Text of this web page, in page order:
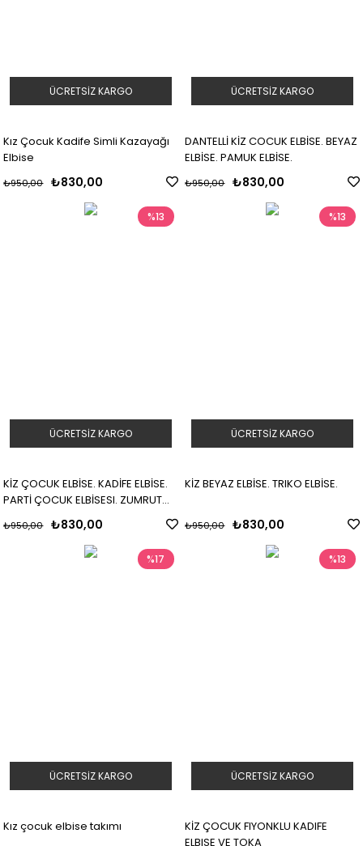
Kız Çocuk Kadife Simli Kazayağı
Elbise
₺830,00
₺950,00
ÜCRETSIZ KARGO
DANTELLİ KİZ COCUK ELBİSE. BEYAZ
ELBİSE. PAMUK ELBİSE.
₺830,00
₺950,00
ÜCRETSIZ KARGO
KİZ ÇOCUK ELBİSE. KADİFE ELBİSE.
PARTİ ÇOCUK ELBİSESI. ZUMRUT
YEŞİLİ KİZ ELBİSE.
₺830,00
₺950,00
%13
ÜCRETSIZ KARGO
KİZ BEYAZ ELBİSE. TRIKO ELBİSE.
₺830,00
₺950,00
%13
ÜCRETSIZ KARGO
Kız çocuk elbise takımı
%17
ÜCRETSIZ KARGO
KİZ ÇOCUK FIYONKLU KADIFE
ELBISE VE TOKA
%13
ÜCRETSIZ KARGO